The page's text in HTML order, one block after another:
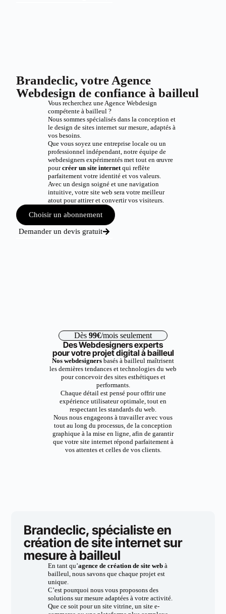
Brandeclic, votre Agence
Webdesign de confiance à bailleul
Vous recherchez une Agence Webdesign
compétente à bailleul ?
Nous sommes spécialisés dans la conception et
le design de sites internet sur mesure, adaptés à
vos besoins.
Que vous soyez une entreprise locale ou un
professionnel indépendant, notre équipe de
webdesigners expérimentés met tout en œuvre
pourcréer un site internetqui reflète
parfaitement votre identité et vos valeurs.
Avec un design soigné et une navigation
intuitive, votre site web sera votre meilleur
atout pour attirer et convertir vos visiteurs.
Choisir un abonnement
Demander un devis gratuit
Dès 99€/mois seulement
Des Webdesigners experts
pour votre projet digital à bailleul
Nos webdesigners basés à bailleul maîtrisent
les dernières tendances et technologies du web
pour concevoir des sites esthétiques et
performants.
Chaque détail est pensé pour offrir une
expérience utilisateur optimale, tout en
respectant les standards du web.
Nous nous engageons à travailler avec vous
tout au long du processus, de la conception
graphique à la mise en ligne, afin de garantir
que votre site internet répond parfaitement à
vos attentes et celles de vos clients.
Brandeclic, spécialiste en
création de site internet sur
mesure à bailleul
En tant qu’agence de création de site webà
bailleul, nous savons que chaque projet est
unique.
C’est pourquoi nous vous proposons des
solutions sur mesure adaptées à votre activité.
Que ce soit pour un site vitrine, un site e-